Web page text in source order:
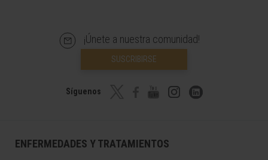
¡Únete a nuestra comunidad!
SUSCRIBIRSE
Síguenos
ENFERMEDADES Y TRATAMIENTOS